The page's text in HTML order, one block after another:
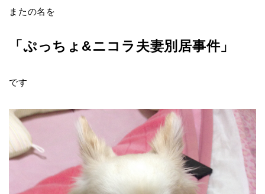
またの名を
「ぷっちょ&ニコラ夫妻別居事件」
です